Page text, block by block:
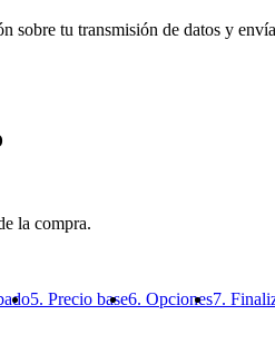
tu transmisión de datos y
la compra.
5. Precio base6. Opciones7.